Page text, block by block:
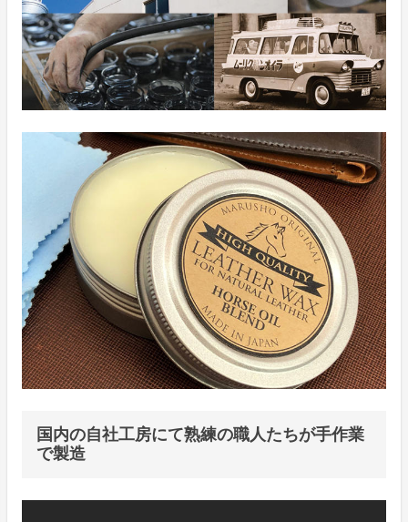
国内の自社工房にて熟練の職人たちが手作業
で製造